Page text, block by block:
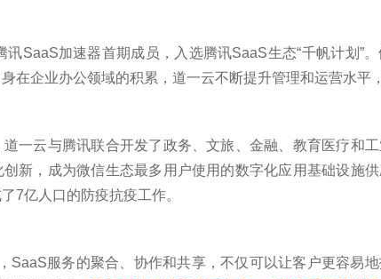
讯SaaS加速器首期成员，入选腾讯SaaS生态“千帆计划”
在企业办公领域的积累，道一云不断提升管理和运营水平
一云与腾讯联合开发了政务、文旅、金融、教育医疗和
新，成为微信生态最多用户使用的数字化应用基础设施
7亿人口的防疫抗疫工作。
SaaS服务的聚合、协作和共享，不仅可以让客户更容易